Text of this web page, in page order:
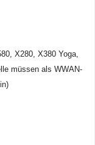
X280, X380 Yoga,
als WWAN-